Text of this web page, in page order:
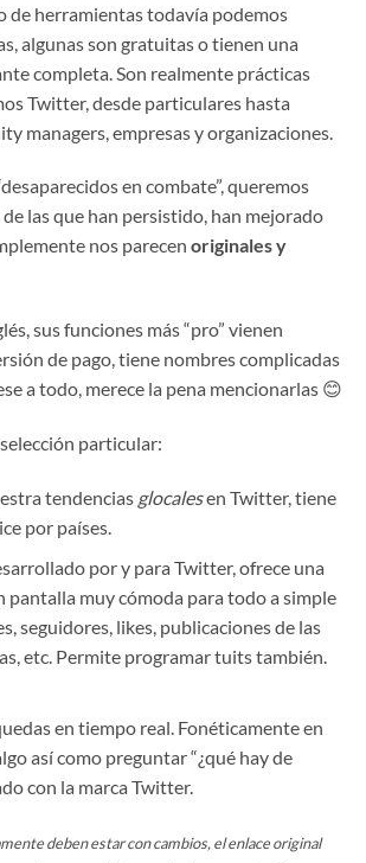
de herramientas todavía podemos
algunas son gratuitas o tienen una
completa. Son realmente prácticas
Twitter, desde particulares hasta
managers, empresas y organizaciones.
en combate”, queremos
las que han persistido, han mejorado
nos parecen originales y
sus funciones más “pro” vienen
de pago, tiene nombres complicadas
a todo, merece la pena mencionarlas 😊
particular:
tendencias glocalesen Twitter, tiene
por países.
por y para Twitter, ofrece una
pantalla muy cómoda para todo a simple
seguidores, likes, publicaciones de las
etc. Permite programar tuits también.
en tiempo real. Fonéticamente en
así como preguntar “¿qué hay de
con la marca Twitter.
deben estar con cambios, el enlace original